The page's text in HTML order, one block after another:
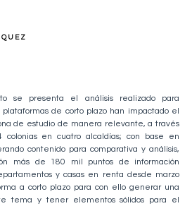
se presenta el análisis realizado para
de corto plazo han impactado el
de estudio de manera relevante, a través
colonias en cuatro alcaldías; con base en
contenido para comparativa y análisis,
más de 180 mil puntos de información
y casas en renta desde marzo
a corto plazo para con ello generar una
tema y tener elementos sólidos para el